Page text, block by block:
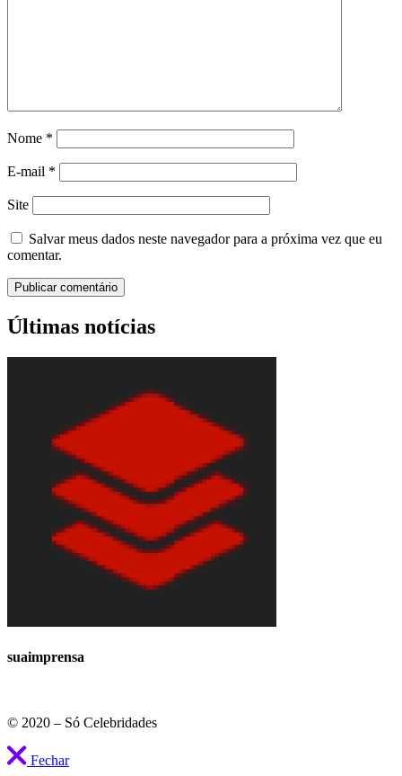
Nome *
E-mail *
Site
Salvar meus dados neste navegador para a próxima vez que eu
comentar.
Últimas notícias
suaimprensa
© 2020 – Só Celebridades
Fechar